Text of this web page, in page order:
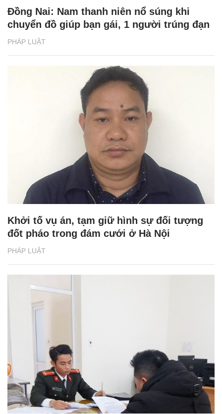
PHÁP LUẬT
Đồng Nai: Nam thanh niên nổ súng khi
chuyển đồ giúp bạn gái, 1 người trúng đạn
PHÁP LUẬT
Khởi tố vụ án, tạm giữ hình sự đối tượng
đốt pháo trong đám cưới ở Hà Nội